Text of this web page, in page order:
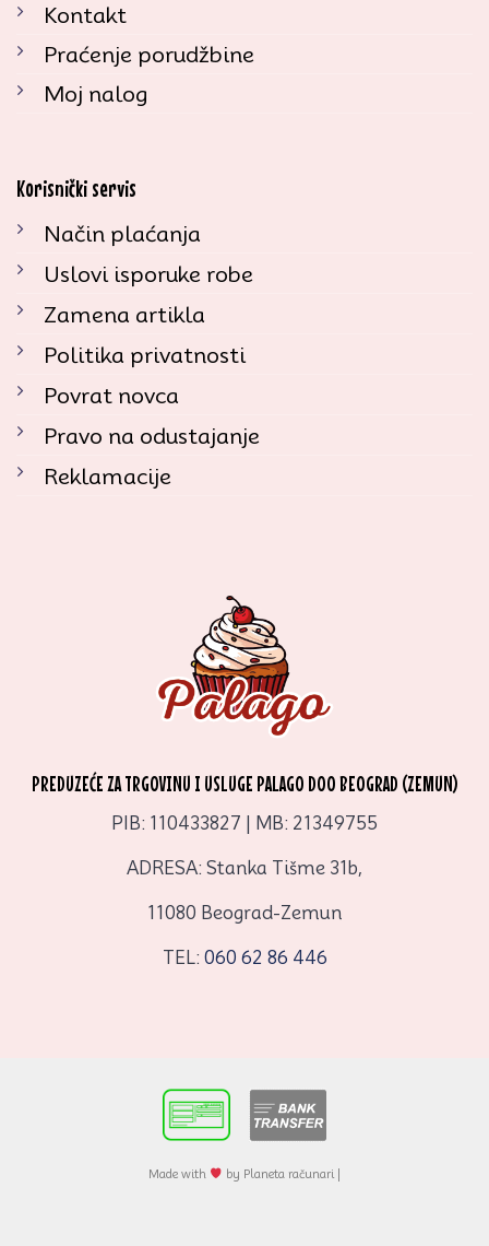
Kontakt
Praćenje porudžbine
Moj nalog
Korisnički servis
Način plaćanja
Uslovi isporuke robe
Zamena artikla
Politika privatnosti
Povrat novca
Pravo na odustajanje
Reklamacije
PREDUZEĆE ZA TRGOVINU I USLUGE PALAGO DOO BEOGRAD (ZEMUN)
PIB: 110433827 | MB: 21349755
ADRESA: Stanka Tišme 31b,
11080 Beograd-Zemun
TEL: 060 62 86 446
Made with by Planeta računari |